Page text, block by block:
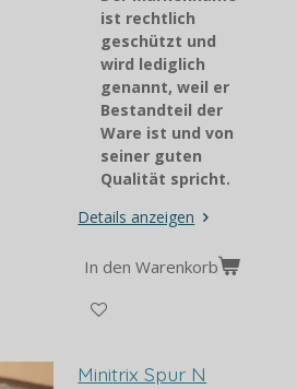
ist rechtlich
geschützt und
wird lediglich
genannt, weil er
Bestandteil der
Ware ist und von
seiner guten
Qualität spricht.
Details anzeigen
In den Warenkorb
Minitrix Spur N